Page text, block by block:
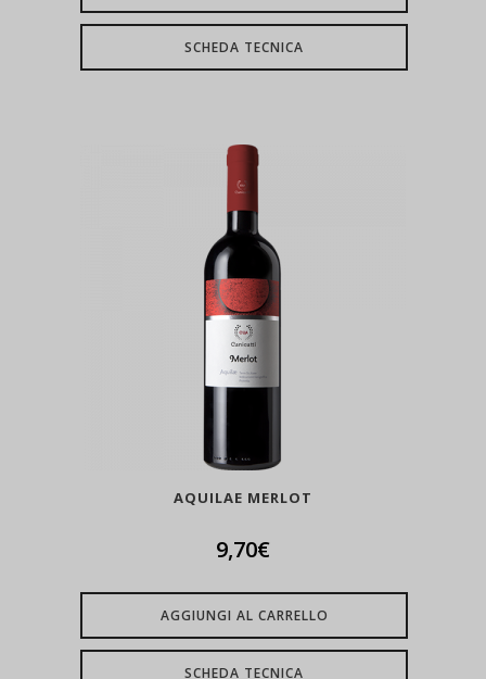
SCHEDA TECNICA
AQUILAE MERLOT
9,70€
AGGIUNGI AL CARRELLO
SCHEDA TECNICA